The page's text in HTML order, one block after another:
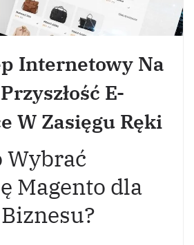
Internetowy Na
E-
W Zasięgu Ręki
Wybrać
Magento dla